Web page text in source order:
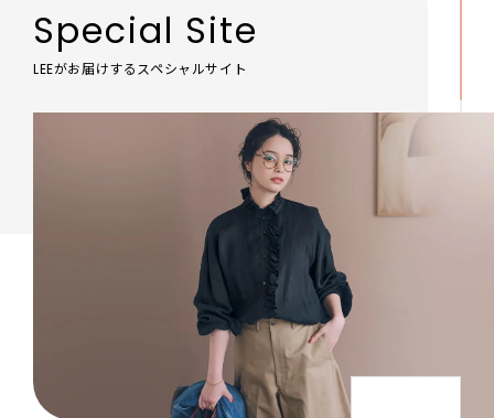
Special Site
LEEがお届けするスペシャルサイト